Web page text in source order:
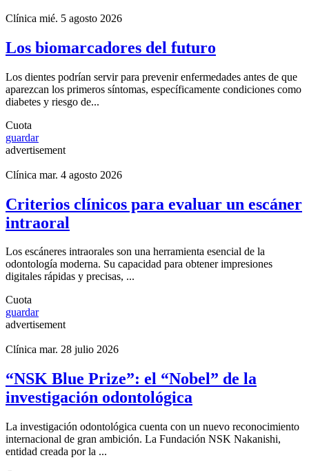
Clínica mié. 5 agosto 2026
Los biomarcadores del futuro
Los dientes podrían servir para prevenir enfermedades antes de que
aparezcan los primeros síntomas, específicamente condiciones como
diabetes y riesgo de...
Cuota
guardar
advertisement
Clínica mar. 4 agosto 2026
Criterios clínicos para evaluar un escáner
intraoral
Los escáneres intraorales son una herramienta esencial de la
odontología moderna. Su capacidad para obtener impresiones
digitales rápidas y precisas, ...
Cuota
guardar
advertisement
Clínica mar. 28 julio 2026
“NSK Blue Prize”: el “Nobel” de la
investigación odontológica
La investigación odontológica cuenta con un nuevo reconocimiento
internacional de gran ambición. La Fundación NSK Nakanishi,
entidad creada por la ...